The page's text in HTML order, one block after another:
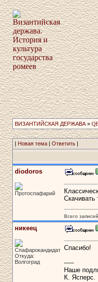
ВИЗАНТИЙСКАЯ ДЕРЖАВА»
| Новая тема|Ответить|
diodoros
Протоспафарий
Скачивать
Всего
никеец
Спафарокандидат
Откуда:
Волгоград
Спасибо!
-----
Наше
К. Ясперс.